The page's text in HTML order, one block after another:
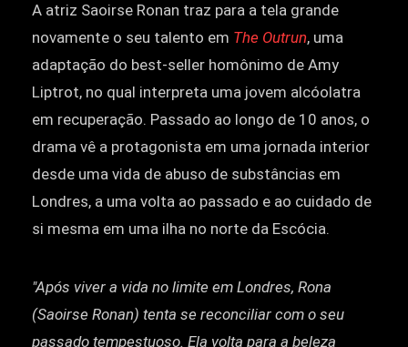
A atriz Saoirse Ronan traz para a tela grande
novamente o seu talento em The Outrun, uma
adaptação do best-seller homônimo de Amy
Liptrot, no qual interpreta uma jovem alcóolatra
em recuperação. Passado ao longo de 10 anos, o
drama vê a protagonista em uma jornada interior
desde uma vida de abuso de substâncias em
Londres, a uma volta ao passado e ao cuidado de
si mesma em uma ilha no norte da Escócia.
"Após viver a vida no limite em Londres, Rona
(Saoirse Ronan) tenta se reconciliar com o seu
passado tempestuoso. Ela volta para a beleza